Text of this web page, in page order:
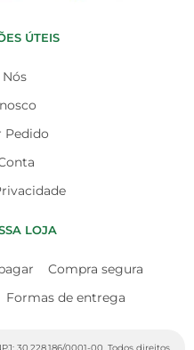
ÚTEIS
Pedido
LOJA
Compra segura
Formas de entrega
30.228.186/0001-00. Todos direitos